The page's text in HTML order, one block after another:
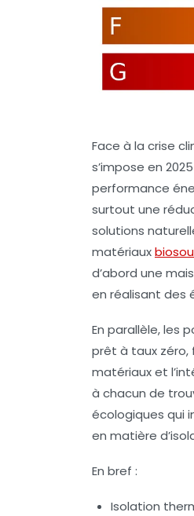
Face à la crise
s’impose en
performance
surtout une
solutions
matériaux
d’abord une
en réalisant des
En parallèle, les
prêt à taux zéro,
matériaux et
à chacun de
écologiques qui
en matière
En bref :
Isolation